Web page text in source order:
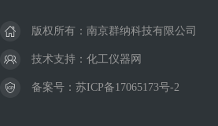
版权所有：南京群纳科技有限公司
技术支持： 化工仪器网
备案号： 苏ICP备17065173号-2